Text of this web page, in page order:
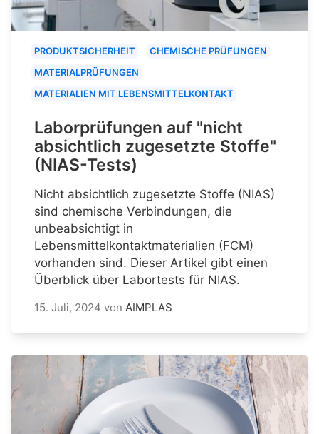
PRODUKTSICHERHEIT
CHEMISCHE PRÜFUNGEN
MATERIALPRÜFUNGEN
MATERIALIEN MIT LEBENSMITTELKONTAKT
Laborprüfungen auf "nicht
absichtlich zugesetzte Stoffe"
(NIAS-Tests)
Nicht absichtlich zugesetzte Stoffe (NIAS)
sind chemische Verbindungen, die
unbeabsichtigt in
Lebensmittelkontaktmaterialien (FCM)
vorhanden sind. Dieser Artikel gibt einen
Überblick über Labortests für NIAS.
15. Juli, 2024 von AIMPLAS